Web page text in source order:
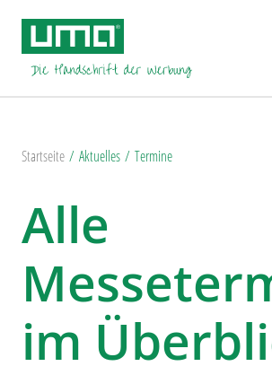
Startseite Aktuelles Termine
Alle
im